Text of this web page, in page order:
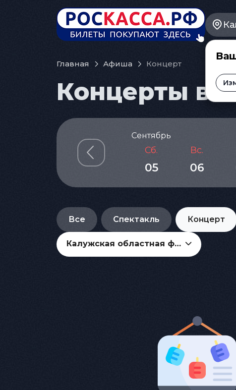
Главная Афиша Концерт
Концерты в
Сентябрь
Сб.
05
Вс.
06
Все Спектакль Концерт
Калужская областная филармония